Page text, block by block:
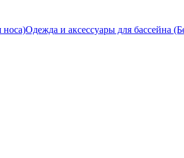
Одежда и аксессуары для бассейна